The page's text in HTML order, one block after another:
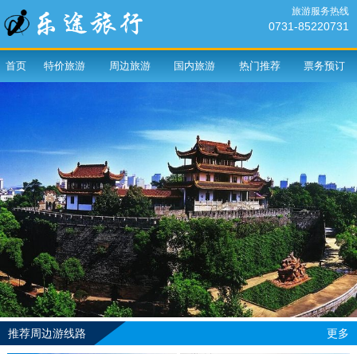
旅游服务热线
0731-85220731
首页 特价旅游 周边旅游 国内旅游 热门推荐 票务预订
推荐周边游线路 更多